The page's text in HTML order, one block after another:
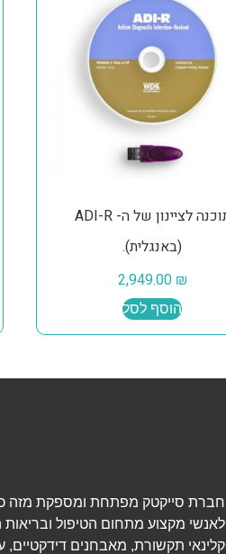
תוכנה לציינון של ה- ADI-R
(באנגלית).
2,949.00 ₪
הוסף לסל
לאנשי מקצוע מתחום הטיפול
קלינאי תקשורת, מאבחנים דידקטיים,